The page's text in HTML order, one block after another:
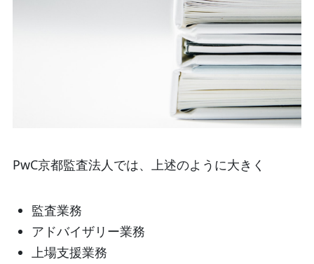
PwC京都監査法人では、上述のように大きく
監査業務
アドバイザリー業務
上場支援業務